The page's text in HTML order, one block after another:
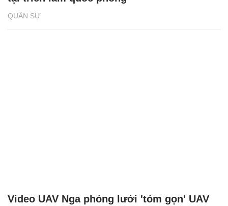
QUÂN SỰ
Video UAV Nga phóng lưới 'tóm gọn' UAV